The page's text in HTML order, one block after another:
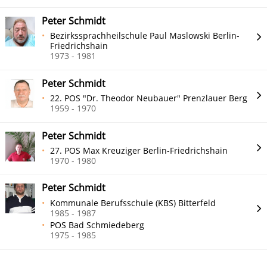
Peter Schmidt
Bezirkssprachheilschule Paul Maslowski Berlin-
Friedrichshain
1973 - 1981
Peter Schmidt
22. POS "Dr. Theodor Neubauer" Prenzlauer Berg
1959 - 1970
Peter Schmidt
27. POS Max Kreuziger Berlin-Friedrichshain
1970 - 1980
Peter Schmidt
Kommunale Berufsschule (KBS) Bitterfeld
1985 - 1987
POS Bad Schmiedeberg
1975 - 1985